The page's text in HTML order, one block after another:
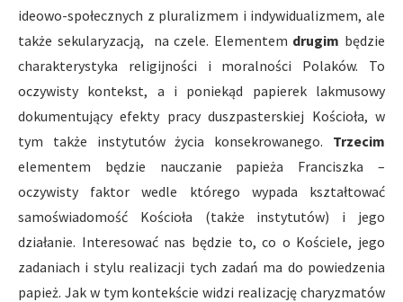
ideowo-społecznych z pluralizmem i indywidualizmem, ale
także sekularyzacją, na czele. Elementem drugim będzie
charakterystyka religijności i moralności Polaków. To
oczywisty kontekst, a i poniekąd papierek lakmusowy
dokumentujący efekty pracy duszpasterskiej Kościoła, w
tym także instytutów życia konsekrowanego. Trzecim
elementem będzie nauczanie papieża Franciszka –
oczywisty faktor wedle którego wypada kształtować
samoświadomość Kościoła (także instytutów) i jego
działanie. Interesować nas będzie to, co o Kościele, jego
zadaniach i stylu realizacji tych zadań ma do powiedzenia
papież. Jak w tym kontekście widzi realizację charyzmatów